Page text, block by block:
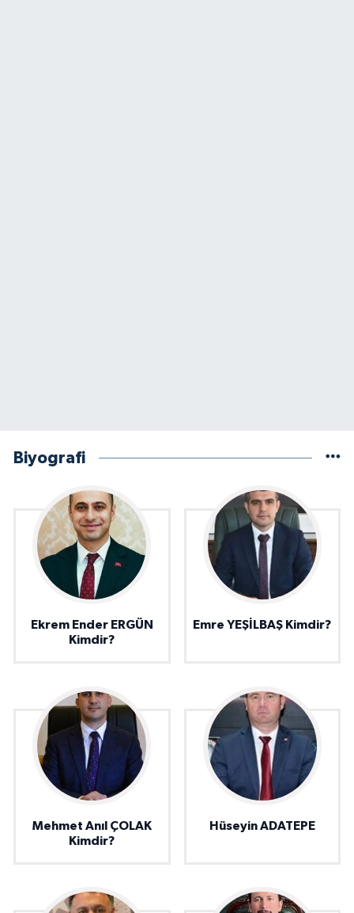
Biyografi
Ekrem Ender ERGÜN
Kimdir?
Emre YEŞİLBAŞ Kimdir?
Mehmet Anıl ÇOLAK
Kimdir?
Hüseyin ADATEPE